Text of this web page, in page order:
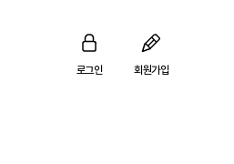
로그인 회원가입